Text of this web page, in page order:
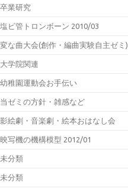
卒業研究
塩ビ管トロンボーン 2010/03
変な曲大会(創作・編曲実験自主ゼミ)
大学院関連
幼稚園運動会お手伝い
当ゼミの方針・雑感など
影絵劇・音楽劇・絵本おはなし会
映写機の機構模型 2012/01
未分類
未分類